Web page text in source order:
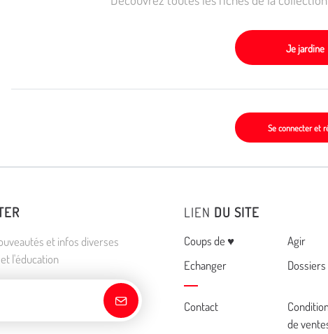
Je jardine
Se connecter et
et infos diverses
l'éducation
LIEN DU SITE
Menu
Coups de ♥ Agir
Echanger
Dossiers
Cemea
Contact
de